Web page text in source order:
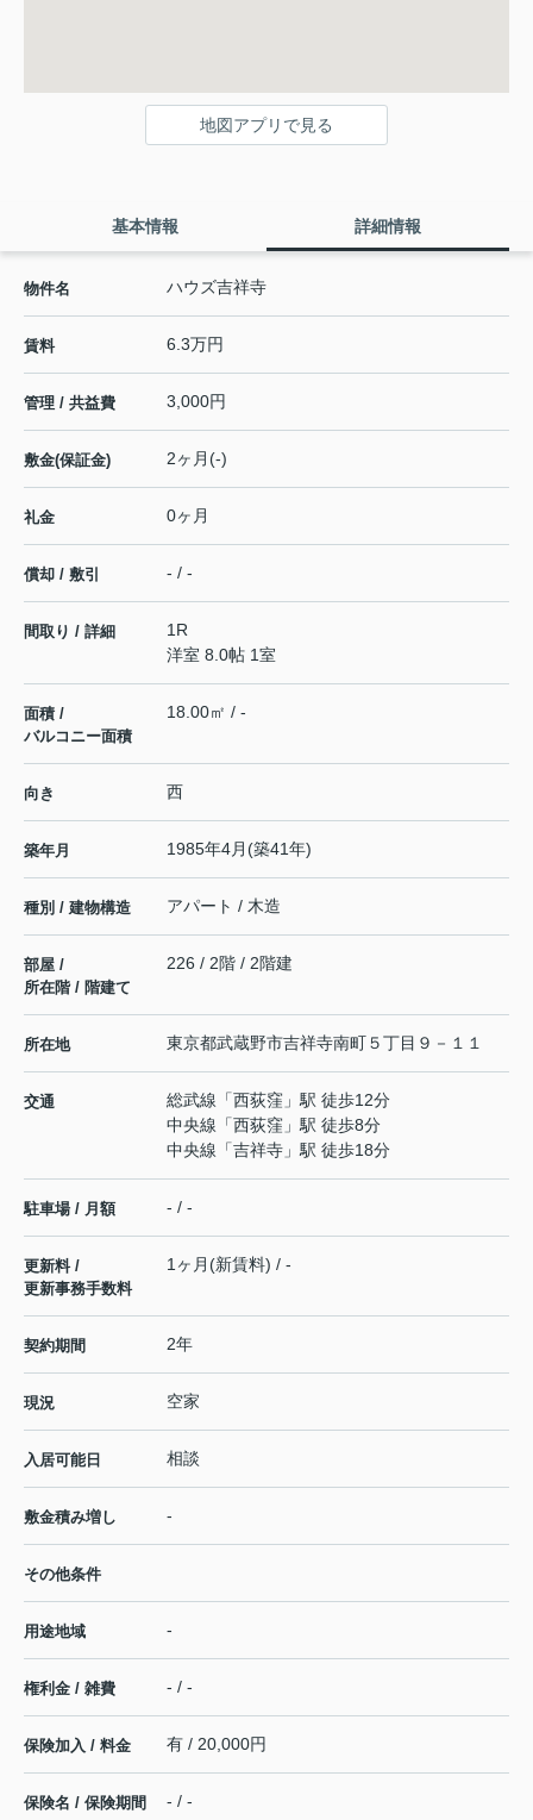
地図アプリで見る
基本情報 詳細情報
物件名 ハウズ吉祥寺
賃料 6.3万円
管理 / 共益費 3,000円
敷金(保証金) 2ヶ月(-)
礼金 0ヶ月
償却 / 敷引 - / -
間取り / 詳細
1R
洋室 8.0帖 1室
面積 /
バルコニー面積
18.00㎡ / -
向き 西
築年月 1985年4月(築41年)
種別 / 建物構造 アパート / 木造
部屋 /
所在階 / 階建て
226 / 2階 / 2階建
所在地 東京都武蔵野市吉祥寺南町５丁目９－１１
交通 総武線 「西荻窪 」駅 徒歩12分
中央線 「西荻窪 」駅 徒歩8分
中央線 「吉祥寺 」駅 徒歩18分
駐車場 / 月額 - / -
更新料 /
更新事務手数料
1ヶ月(新賃料) / -
契約期間 2年
現況 空家
入居可能日 相談
敷金積み増し -
その他条件
用途地域 -
権利金 / 雑費 - / -
保険加入 / 料金 有 / 20,000円
保険名 / 保険期間 - / -